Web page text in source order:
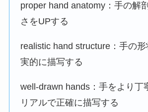
proper hand anatomy：手の解
さをUPする
realistic hand structure：手の
実的に描写する
well-drawn hands：手をより丁
リアルで正確に描写する